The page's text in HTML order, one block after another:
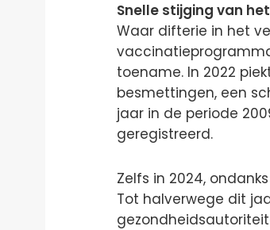
Snelle stijging van
Waar difterie in het
toename. In 2022
besmettingen, een
jaar in de periode
geregistreerd.
Zelfs in 2024,
Tot halverwege dit